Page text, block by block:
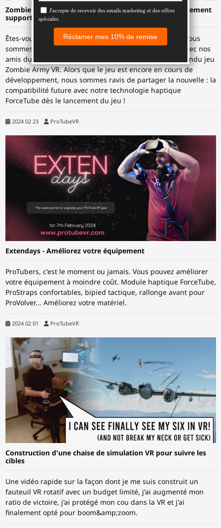
Zombie Army VR : la technologie ForceTube sera nativement
supporté dès la sortie du jeu !
Êtes-vous prêt à plonger dans l'apocalypse virtuelle ? Nous
sommes ravis d'annoncer une nouvelle collaboration avec nos
amis du studio Rebellion, les développeurs du très attendu jeu
Zombie Army VR. Alors que le jeu est encore en cours de
développement, nous sommes ravis de partager la nouvelle : la
compatibilité future avec notre technologie haptique
ForceTube dès le lancement du jeu !
2024 02 23 ProTubeVR
Extendays - Améliorez votre équipement
ProTubers, c'est le moment ou jamais. Vous pouvez améliorer
votre équipement à moindre coût. Module haptique ForceTube,
ProStraps confortables, bipied tactique, rallonge avant pour
ProVolver... Améliorez votre matériel.
2024 02 01 ProTubeVR
Construction d'une chaise de simulation VR pour suivre les
cibles
Une vidéo rapide sur la façon dont je me suis construit un
fauteuil VR rotatif avec un budget limité, j'ai augmenté mon
ratio de victoire, j'ai protégé mon cou dans la VR et j'ai
finalement opté pour boom&amp;zoom.